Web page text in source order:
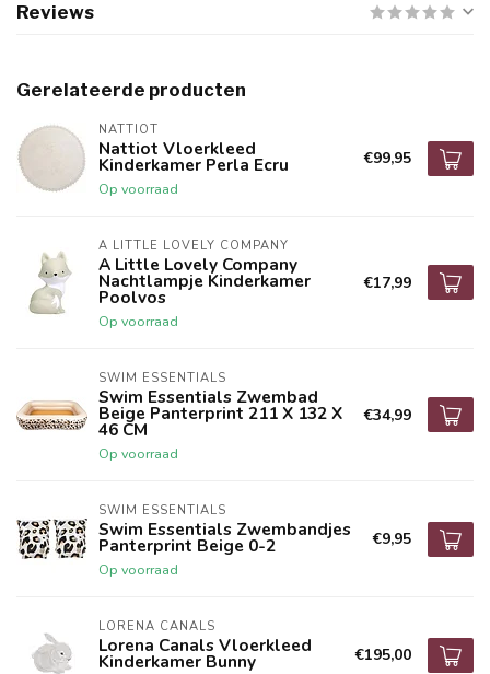
Reviews
Gerelateerde producten
NATTIOT
Nattiot Vloerkleed
Kinderkamer Perla Ecru
Op voorraad
€99,95
A LITTLE LOVELY COMPANY
A Little Lovely Company
Nachtlampje Kinderkamer
Poolvos
Op voorraad
€17,99
SWIM ESSENTIALS
Swim Essentials Zwembad
Beige Panterprint 211 X 132 X
46 CM
Op voorraad
€34,99
SWIM ESSENTIALS
Swim Essentials Zwembandjes
Panterprint Beige 0-2
Op voorraad
€9,95
LORENA CANALS
Lorena Canals Vloerkleed
Kinderkamer Bunny €195,00